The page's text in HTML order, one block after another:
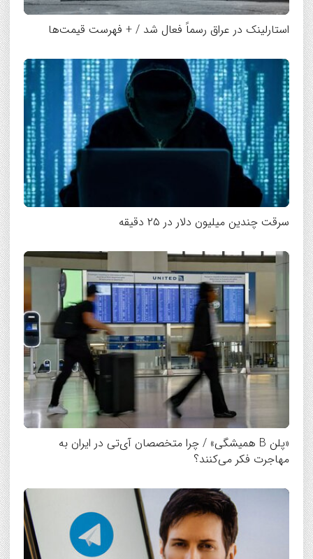
استارلینک در عراق رسماً فعال شد / + فهرست قیمت‌ها
سرقت چندین میلیون دلار در ۲۵ دقیقه
«پلن B همیشگی» / چرا متخصصان آی‌تی در ایران به
مهاجرت فکر می‌کنند؟